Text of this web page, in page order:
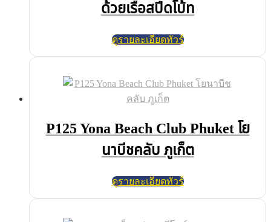
ด้วยเรือสปีดโบ้ท
ดูรายละเอียดทัวร์
P125 Yona Beach Club Phuket โย
นาบีชคลับ ภูเก็ต
ดูรายละเอียดทัวร์